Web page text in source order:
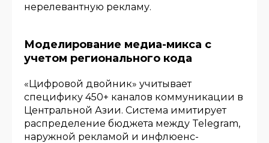
нерелевантную рекламу.
Моделирование медиа-микса с
учетом регионального кода
«Цифровой двойник» учитывает
специфику 450+ каналов коммуникации в
Центральной Азии. Система имитирует
распределение бюджета между Telegram,
наружной рекламой и инфлюенс-